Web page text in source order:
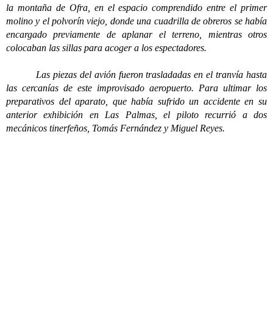
la montaña de Ofra, en el espacio comprendido entre el primer
molino y el polvorín viejo, donde una cuadrilla de obreros se había
encargado previamente de aplanar el terreno, mientras otros
colocaban las sillas para acoger a los espectadores.
Las piezas del avión fueron trasladadas en el tranvía hasta
las cercanías de este improvisado aeropuerto. Para ultimar los
preparativos del aparato, que había sufrido un accidente en su
anterior exhibición en Las Palmas, el piloto recurrió a dos
mecánicos tinerfeños, Tomás Fernández y Miguel Reyes.